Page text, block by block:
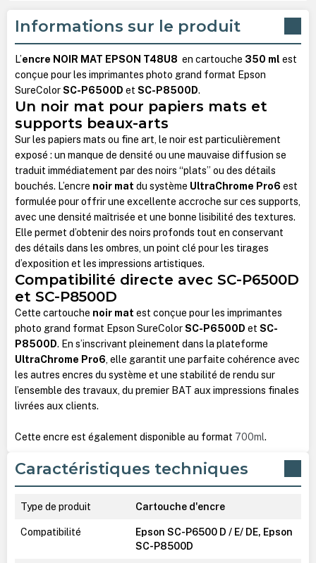
Informations sur le produit
L’encre NOIR MAT EPSON T48U8 en cartouche 350 ml est
conçue pour les imprimantes photo grand format Epson
SureColorSC-P6500D et SC-P8500D.
Un noir mat pour papiers mats et
supports beaux-arts
Sur les papiers mats ou fine art, le noir est particulièrement
exposé : un manque de densité ou une mauvaise diffusion se
traduit immédiatement par des noirs “plats” ou des détails
bouchés. L’encre noir mat du système UltraChrome Pro6 est
formulée pour offrir une excellente accroche sur ces supports,
avec une densité maîtrisée et une bonne lisibilité des textures.
Elle permet d’obtenir des noirs profonds tout en conservant
des détails dans les ombres, un point clé pour les tirages
d’exposition et les impressions artistiques.
Compatibilité directe avec SC-P6500D
et SC-P8500D
Cette cartouche noir mat est conçue pour les imprimantes
photo grand format Epson SureColorSC-P6500D et SC-
P8500D. En s’inscrivant pleinement dans la plateforme
UltraChrome Pro6, elle garantit une parfaite cohérence avec
les autres encres du système et une stabilité de rendu sur
l’ensemble des travaux, du premier BAT aux impressions finales
livrées aux clients.
Cette encre est également disponible au format 700ml.
Caractéristiques techniques
Type de produit Cartouche d'encre
Compatibilité
Epson SC-P6500 D / E/ DE, Epson
SC-P8500D